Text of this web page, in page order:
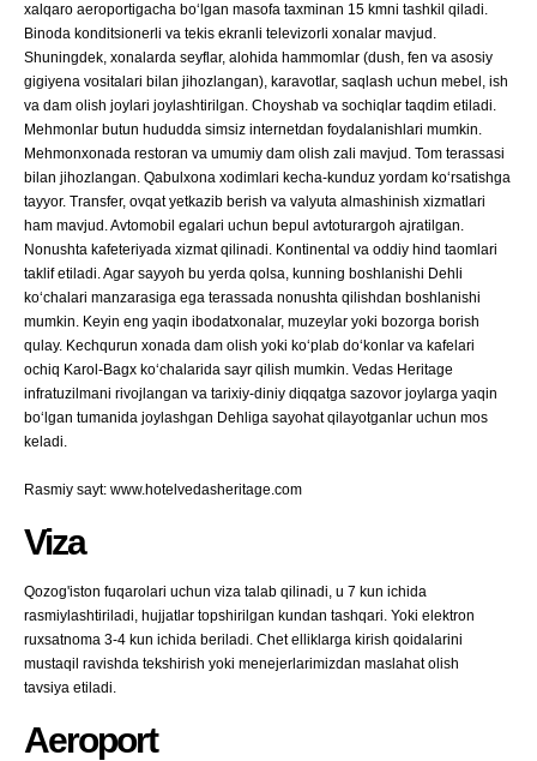
xalqaro aeroportigacha bo‘lgan masofa taxminan 15 kmni tashkil qiladi.
Binoda konditsionerli va tekis ekranli televizorli xonalar mavjud.
Shuningdek, xonalarda seyflar, alohida hammomlar (dush, fen va asosiy
gigiyena vositalari bilan jihozlangan), karavotlar, saqlash uchun mebel, ish
va dam olish joylari joylashtirilgan. Choyshab va sochiqlar taqdim etiladi.
Mehmonlar butun hududda simsiz internetdan foydalanishlari mumkin.
Mehmonxonada restoran va umumiy dam olish zali mavjud. Tom terassasi
bilan jihozlangan. Qabulxona xodimlari kecha-kunduz yordam ko‘rsatishga
tayyor. Transfer, ovqat yetkazib berish va valyuta almashinish xizmatlari
ham mavjud. Avtomobil egalari uchun bepul avtoturargoh ajratilgan.
Nonushta kafeteriyada xizmat qilinadi. Kontinental va oddiy hind taomlari
taklif etiladi. Agar sayyoh bu yerda qolsa, kunning boshlanishi Dehli
ko‘chalari manzarasiga ega terassada nonushta qilishdan boshlanishi
mumkin. Keyin eng yaqin ibodatxonalar, muzeylar yoki bozorga borish
qulay. Kechqurun xonada dam olish yoki ko‘plab do‘konlar va kafelari
ochiq Karol-Bagx ko‘chalarida sayr qilish mumkin. Vedas Heritage
infratuzilmani rivojlangan va tarixiy-diniy diqqatga sazovor joylarga yaqin
bo‘lgan tumanida joylashgan Dehliga sayohat qilayotganlar uchun mos
keladi.
Rasmiy sayt: www.hotelvedasheritage.com
Viza
Qozog'iston fuqarolari uchun viza talab qilinadi, u 7 kun ichida
rasmiylashtiriladi, hujjatlar topshirilgan kundan tashqari. Yoki elektron
ruxsatnoma 3-4 kun ichida beriladi. Chet elliklarga kirish qoidalarini
mustaqil ravishda tekshirish yoki menejerlarimizdan maslahat olish
tavsiya etiladi.
Aeroport